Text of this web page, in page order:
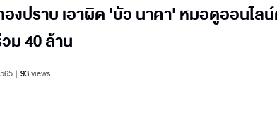
งปราบ เอาผิด 'บัว นาคา' หมอดูออนไล
ม 40 ล้าน
93views